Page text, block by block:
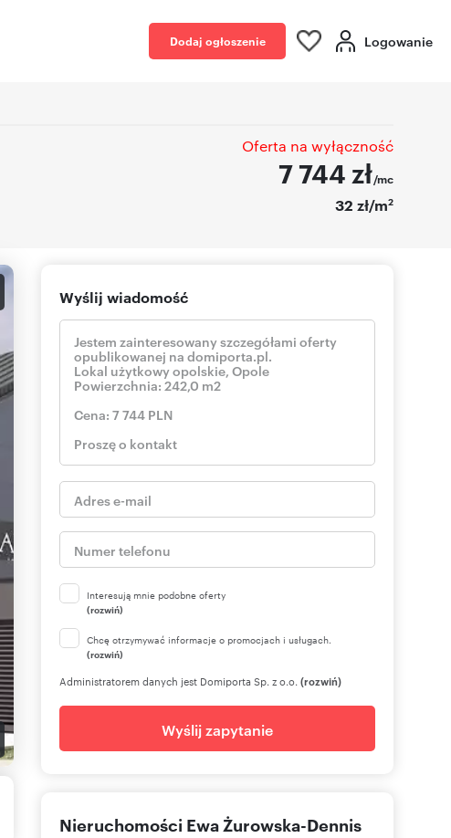
Dodaj ogłoszenie Logowanie
Oferta na wyłączność
7 744 zł/mc
32 zł/m2
Wyślij wiadomość
Interesują mnie podobne oferty
(rozwiń)
Chcę otrzymywać informacje o promocjach i usługach.
(rozwiń)
Administratorem danych jest Domiporta Sp. z o.o. (rozwiń)
Wyślij zapytanie
Nieruchomości Ewa Żurowska-Dennis